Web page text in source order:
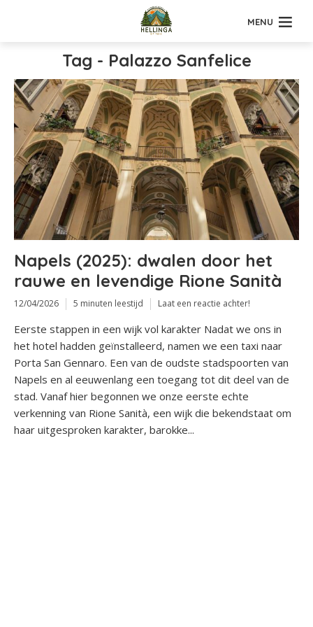
MENU
Tag - Palazzo Sanfelice
Napels (2025): dwalen door het
rauwe en levendige Rione Sanità
12/04/2026 5 minuten leestijd Laat een reactie achter!
Eerste stappen in een wijk vol karakter Nadat we ons in
het hotel hadden geïnstalleerd, namen we een taxi naar
Porta San Gennaro. Een van de oudste stadspoorten van
Napels en al eeuwenlang een toegang tot dit deel van de
stad. Vanaf hier begonnen we onze eerste echte
verkenning van Rione Sanità, een wijk die bekendstaat om
haar uitgesproken karakter, barokke...